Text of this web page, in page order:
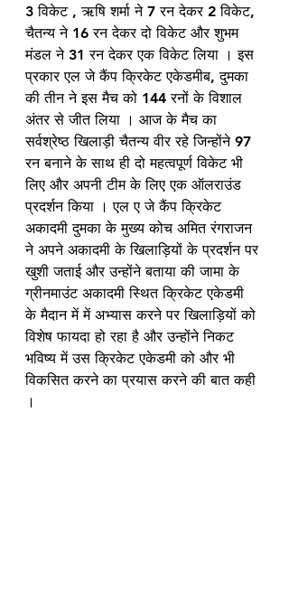
3 विकेट , ऋषि शर्मा ने 7 रन देकर 2 विकेट,
चैतन्य ने 16 रन देकर दो विकेट और शुभम
मंडल ने 31 रन देकर एक विकेट लिया । इस
प्रकार एल जे कैंप क्रिकेट एकेडमीब, दुमका
की तीन ने इस मैच को 144 रनों के विशाल
अंतर से जीत लिया । आज के मैच का
सर्वश्रेष्ठ खिलाड़ी चैतन्य वीर रहे जिन्होंने 97
रन बनाने के साथ ही दो महत्वपूर्ण विकेट भी
लिए और अपनी टीम के लिए एक ऑलराउंड
प्रदर्शन किया । एल ए जे कैंप क्रिकेट
अकादमी दुमका के मुख्य कोच अमित रंगराजन
ने अपने अकादमी के खिलाड़ियों के प्रदर्शन पर
खुशी जताई और उन्होंने बताया की जामा के
ग्रीनमाउंट अकादमी स्थित क्रिकेट एकेडमी
के मैदान में में अभ्यास करने पर खिलाड़ियों को
विशेष फायदा हो रहा है और उन्होंने निकट
भविष्य में उस क्रिकेट एकेडमी को और भी
विकसित करने का प्रयास करने की बात कही
।